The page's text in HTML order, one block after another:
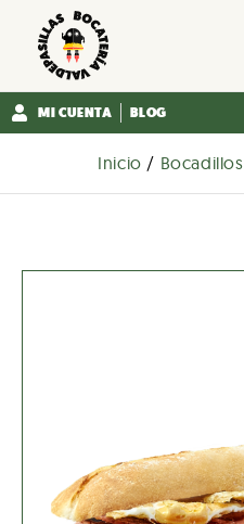
MI CUENTA BLOG
Inicio / Bocadillos